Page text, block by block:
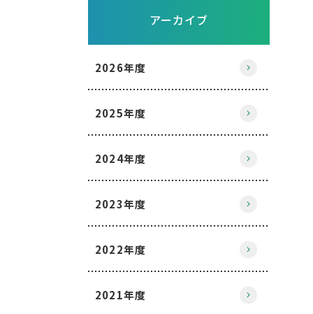
アーカイブ
2026年度
2025年度
2024年度
2023年度
2022年度
2021年度